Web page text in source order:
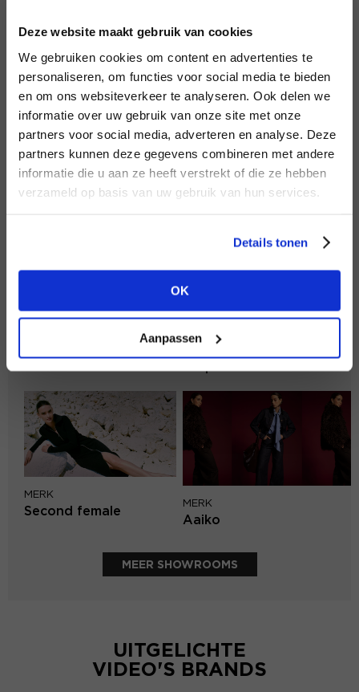
Deze website maakt gebruik van cookies
We gebruiken cookies om content en advertenties te
personaliseren, om functies voor social media te bieden
en om ons websiteverkeer te analyseren. Ook delen we
informatie over uw gebruik van onze site met onze
partners voor social media, adverteren en analyse. Deze
partners kunnen deze gegevens combineren met andere
informatie die u aan ze heeft verstrekt of die ze hebben
verzameld op basis van uw gebruik van hun services.
Details tonen
OK
Aanpassen
INLOGGEN
Wachtwoord
INLOGGEN
NOG GEEN ACCOUNT?
HEB JE NOG GEEN
ACCOUNT?
aan of bekijk de andere mogelijkheden.
BEKIJK ALLE OPTIES
MERK
Aimée the Label
Mos Mosh
MERK
MERK
Knit-ted
MERK
Second female
MERK
Aaiko
MEER SHOWROOMS
UITGELICHTE
VIDEO'S BRANDS